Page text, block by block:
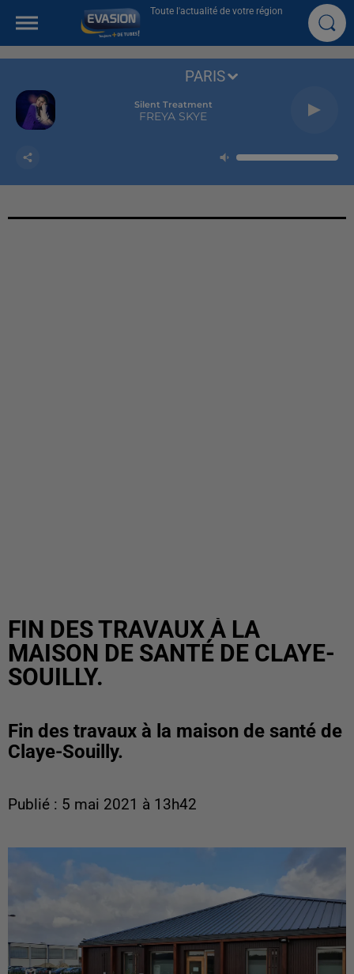
Toute l'actualité de votre région
Silent Treatment
FREYA SKYE
PARIS
FIN DES TRAVAUX À LA
MAISON DE SANTÉ DE CLAYE-
SOUILLY.
Fin des travaux à la maison de santé de
Claye-Souilly.
Publié : 5 mai 2021 à 13h42